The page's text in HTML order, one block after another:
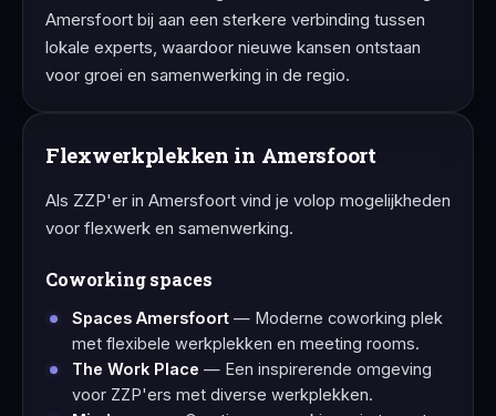
Amersfoort bij aan een sterkere verbinding tussen
lokale experts, waardoor nieuwe kansen ontstaan
voor groei en samenwerking in de regio.
Flexwerkplekken in Amersfoort
Als ZZP'er in Amersfoort vind je volop mogelijkheden
voor flexwerk en samenwerking.
Coworking spaces
Spaces Amersfoort — Moderne coworking plek
met flexibele werkplekken en meeting rooms.
The Work Place — Een inspirerende omgeving
voor ZZP'ers met diverse werkplekken.